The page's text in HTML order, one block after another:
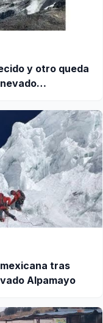
y otro queda
tras
Alpamayo